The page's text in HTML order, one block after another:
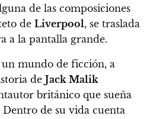
de las composiciones
de Liverpool, se traslada
a la pantalla grande.
mundo de ficción, a
de Jack Malik
británico que sueña
Dentro de su vida cuenta